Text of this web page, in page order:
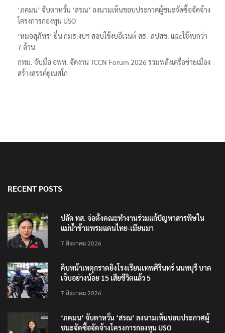
‘ภคมน’ จับตาหวั่น ‘สรณ’ ลงนามเห็นชอบประกาศผู้ชนะจัดซื้อจัดจ้าง
โครงการกองทุน USO
‘หมอสุภัทร’ ยื่น กมธ.งบฯ สอบใช้งบอีเวนต์ สธ.-สปสช. แฉcใช้งบกว่า
7 ล้าน
กทม. จับมือ อพท. จัดงาน TCCN Forum 2026 รวมพลังเครือข่ายเมือง
สร้างสรรค์ยูเนสโก
RECENT POSTS
ปลัด ทส. จ่อตั้งคณะทำงานร่วมแก้ปัญหาสารพิษใน
แม่น้ำข้ามพรมแดนไทย-เมียนมา
7 สิงหาคม 2026
คืบหน้าเหตุกราดยิงโรงเรียนเทพศิรินทร์ นนทบุรี บาด
เจ็บอย่างน้อย 15 เสียชีวิตแล้ว 5
7 สิงหาคม 2026
‘ภคมน’ จับตาหวั่น ‘สรณ’ ลงนามเห็นชอบประกาศผู้
ชนะจัดซื้อจัดจ้างโครงการกองทุน USO